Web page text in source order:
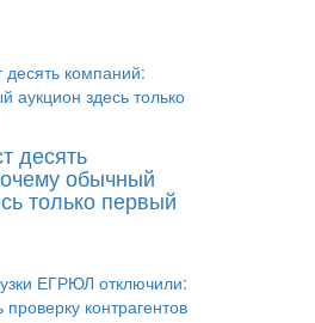
десять
обычный
только первый